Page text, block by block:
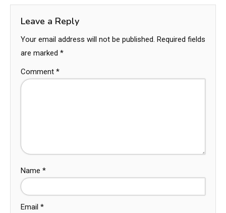
Leave a Reply
Your email address will not be published. Required fields
are marked *
Comment *
Name *
Email *